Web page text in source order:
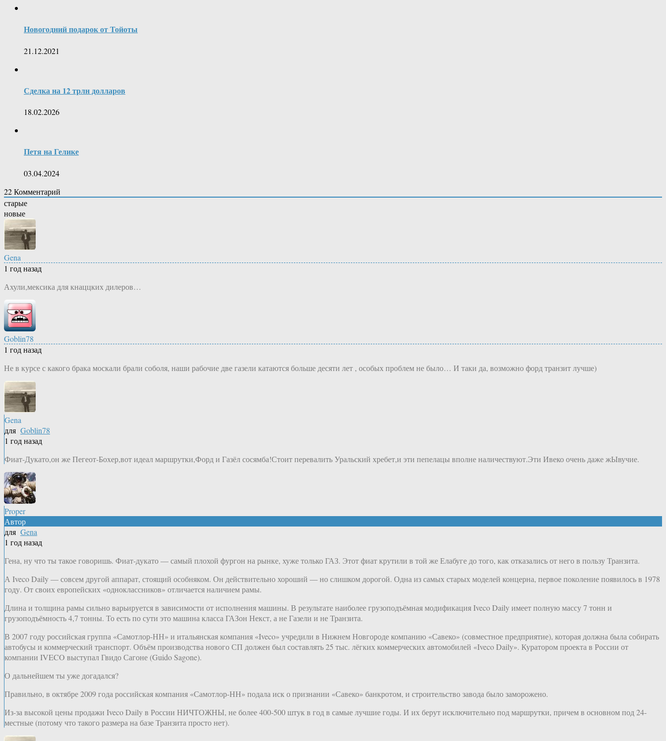
Новогодний подарок от Тойоты
21.12.2021
Сделка на 12 трлн долларов
18.02.2026
Петя на Гелике
03.04.2024
22Комментарий
старые
новые
Gena
1 год назад
Ахули,мексика для кнаццких дилеров…
Goblin78
1 год назад
Не в курсе с какого брака москали брали соболя, наши рабочие две газели катаются больше десяти лет , особых проблем не было… И таки да, возможно форд транзит лучше)
Gena
для Goblin78
1 год назад
Фиат-Дукато,он же Пегеот-Бохер,вот идеал маршрутки,Форд и Газёл сосямба!Стоит перевалить Уральский хребет,и эти пепелацы вполне наличествуют.Эти Ивеко очень даже жЫвучие.
Proper
Автор
для Gena
1 год назад
Гена, ну что ты такое говоришь. Фиат-дукато — самый плохой фургон на рынке, хуже только ГАЗ. Этот фиат крутили в той же Елабуге до того, как отказались от него в пользу Транзита.
А Iveco Daily — совсем другой аппарат, стоящий особняком. Он действительно хороший — но слишком дорогой. Одна из самых старых моделей концерна, первое поколение появилось в 1978
году. От своих европейских «одноклассников» отличается наличием рамы.
Длина и толщина рамы сильно варьируется в зависимости от исполнения машины. В результате наиболее грузоподъёмная модификация Iveco Daily имеет полную массу 7 тонн и
грузоподъёмность 4,7 тонны. То есть по сути это машина класса ГАЗон Некст, а не Газели и не Транзита.
В 2007 году российская группа «Самотлор-НН» и итальянская компания «Iveco» учредили в Нижнем Новгороде компанию «Савеко» (совместное предприятие), которая должна была собирать
автобусы и коммерческий транспорт. Объём производства нового СП должен был составлять 25 тыс. лёгких коммерческих автомобилей «Iveco Daily». Куратором проекта в России от
компании IVECO выступал Гвидо Сагоне (Guido Sagone).
О дальнейшем ты уже догадался?
Правильно, в октябре 2009 года российская компания «Самотлор-НН» подала иск о признании «Савеко» банкротом, и строительство завода было заморожено.
Из-за высокой цены продажи Iveco Daily в России НИЧТОЖНЫ, не более 400-500 штук в год в самые лучшие годы. И их берут исключительно под маршрутки, причем в основном под 24-
местные (потому что такого размера на базе Транзита просто нет).